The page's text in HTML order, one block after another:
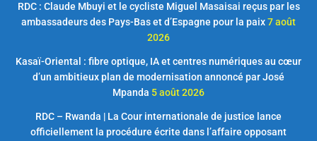
RDC : Claude Mbuyi et le cycliste Miguel Masaisai reçus par les
ambassadeurs des Pays-Bas et d’Espagne pour la paix7 août
2026
Kasaï-Oriental : fibre optique, IA et centres numériques au cœur
d’un ambitieux plan de modernisation annoncé par José
Mpanda 5 août 2026
RDC – Rwanda | La Cour internationale de justice lance
officiellement la procédure écrite dans l’affaire opposant